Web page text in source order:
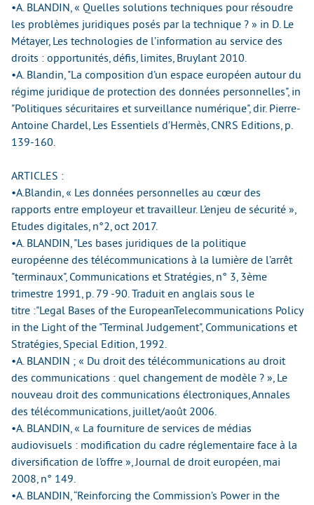
•A. BLANDIN, « Quelles solutions techniques pour résoudre
les problèmes juridiques posés par la technique ? » in D. Le
Métayer, Les technologies de l’information au service des
droits : opportunités, défis, limites, Bruylant 2010.
•A. Blandin, "La composition d’un espace européen autour du
régime juridique de protection des données personnelles", in
"Politiques sécuritaires et surveillance numérique", dir. Pierre-
Antoine Chardel, Les Essentiels d’Hermès, CNRS Editions, p.
139-160.
ARTICLES :
•A.Blandin, « Les données personnelles au cœur des
rapports entre employeur et travailleur. L’enjeu de sécurité »,
Etudes digitales, n°2, oct 2017.
•A. BLANDIN, "Les bases juridiques de la politique
européenne des télécommunications à la lumière de l’arrêt
"terminaux", Communications et Stratégies, n° 3, 3ème
trimestre 1991, p. 79 -90. Traduit en anglais sous le
titre :"Legal Bases of the EuropeanTelecommunications Policy
in the Light of the "Terminal Judgement", Communications et
Stratégies, Special Edition, 1992.
•A. BLANDIN ; « Du droit des télécommunications au droit
des communications : quel changement de modèle ? », Le
nouveau droit des communications électroniques, Annales
des télécommunications, juillet/août 2006.
•A. BLANDIN, « La fourniture de services de médias
audiovisuels : modification du cadre réglementaire face à la
diversification de l’offre », Journal de droit européen, mai
2008, n° 149.
•A. BLANDIN, “Reinforcing the Commission’s Power in the